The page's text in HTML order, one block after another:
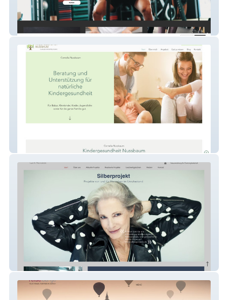
Guyer Coaching GmbH, Manuel Guyer
Personal Trainer
Kindergesundheit Nussbaum
Silberprojekt.ch